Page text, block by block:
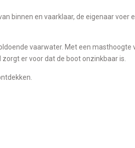
binnen en vaarklaar, de eigenaar voer
vaarwater. Met een masthoogte
er voor dat de boot onzinkbaar is.